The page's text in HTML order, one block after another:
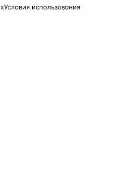
Условия использования